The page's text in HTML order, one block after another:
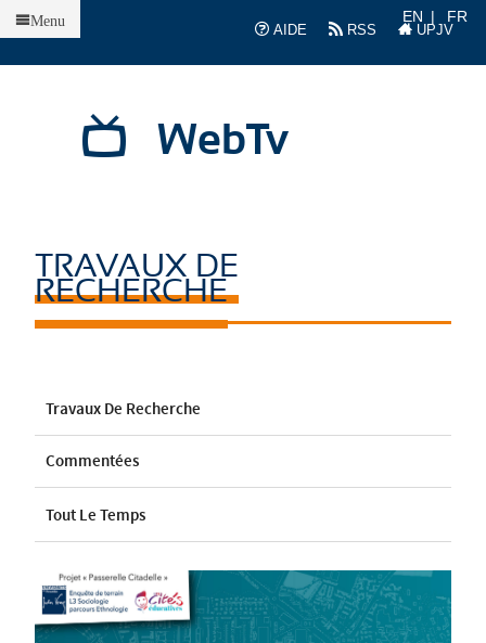
AIDE
RSS UPJV
EN FR
WebTv
Menu
TRAVAUX DE
RECHERCHE
Travaux De Recherche
Commentées
Tout Le Temps